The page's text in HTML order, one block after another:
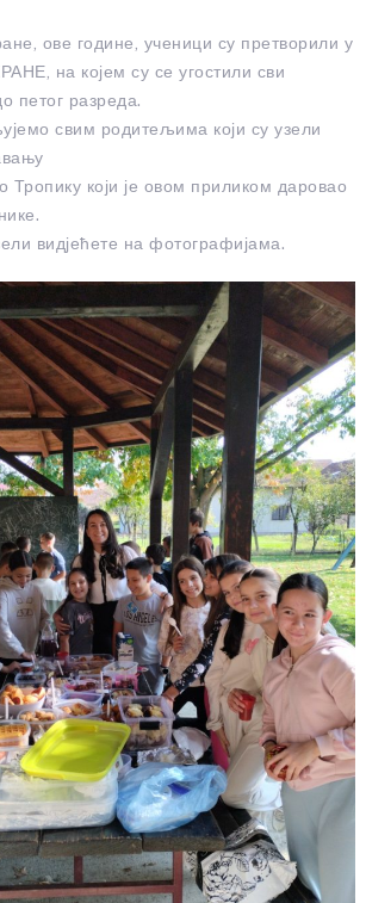
ове године, ученици су претворили у
на којем су се угостили сви
петог разреда.
свим родитељима који су узели
Тропику који је овом приликом даровао
видјећете на фотографијама.